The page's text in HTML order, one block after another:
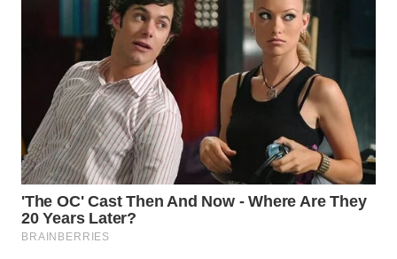
SEMARANG
WN
SOLO
WN
BOROBUDUR